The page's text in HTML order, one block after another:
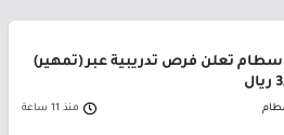
سطام تعلن فرص تدريبية عبر (تمهير)
منذ 11 ساعة